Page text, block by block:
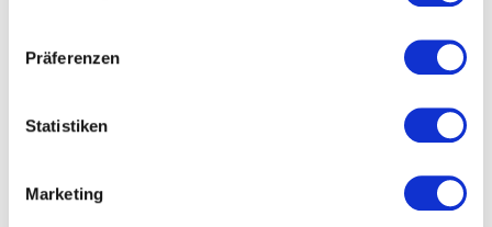
Präferenzen
Statistiken
Marketing